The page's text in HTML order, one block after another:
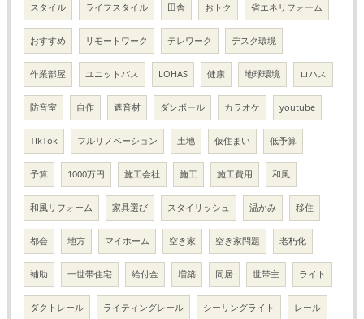
スタイル ライフスタイル 田舎 おトク 省エネリフォーム
おすすめ リモートワーク テレワーク デスク環境
作業部屋 ユニットバス LOHAS 健康 地球環境 ロハス
防音室 自作 遮音材 ダンボール カラオケ youtube
TIkTok フルリノベーション 土地 仮住まい 低予算
予算 1000万円 施工会社 施工 施工費用 和風
和風リフォーム 家具選び スタイリッシュ 温かみ 移住
都会 地方 マイホーム 空き家 空き家問題 老朽化
補助 一世帯住宅 給付金 増築 同居 世帯主 ライト
ダクトレール ライティングレール シーリングライト レール